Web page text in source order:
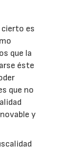
cierto es
que la
éste
que no
y